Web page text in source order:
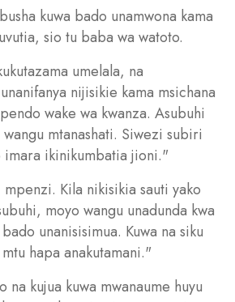
kuwa bado unamwona kama
sio tu baba wa watoto.
umelala, na
nijisikie kama msichana
wake wa kwanza. Asubuhi
mtanashati. Siwezi subiri
imara ikinikumbatia jioni."
Kila nikisikia sauti yako
moyo wangu unadunda kwa
unanisisimua. Kuwa na siku
hapa anakutamani."
na kujua kuwa mwanaume huyu